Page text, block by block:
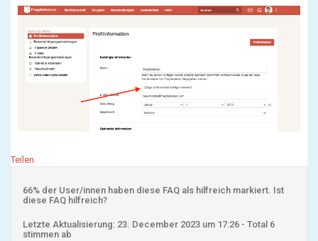
Teilen
66% der User/innen haben diese FAQ als hilfreich markiert. Ist
diese FAQ hilfreich?
Letzte Aktualisierung: 23. December 2023 um 17:26 - Total 6
stimmen ab